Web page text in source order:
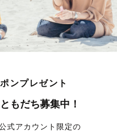
ンプレゼント
もだち募集中！
式アカウント限定の